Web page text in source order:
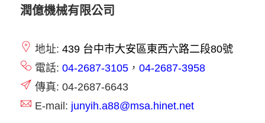
潤億機械有限公司
地址: 439 台中巿大安區東西六路二段80號
電話: 04-2687-3105 ， 04-2687-3958
傳真: 04-2687-6643
E-mail: junyih.a88@msa.hinet.net